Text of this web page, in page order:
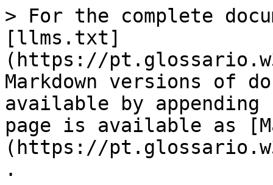
> For the complete
[llms.txt]
(https://
Markdown versions of
available by
page is available as
(https://
.